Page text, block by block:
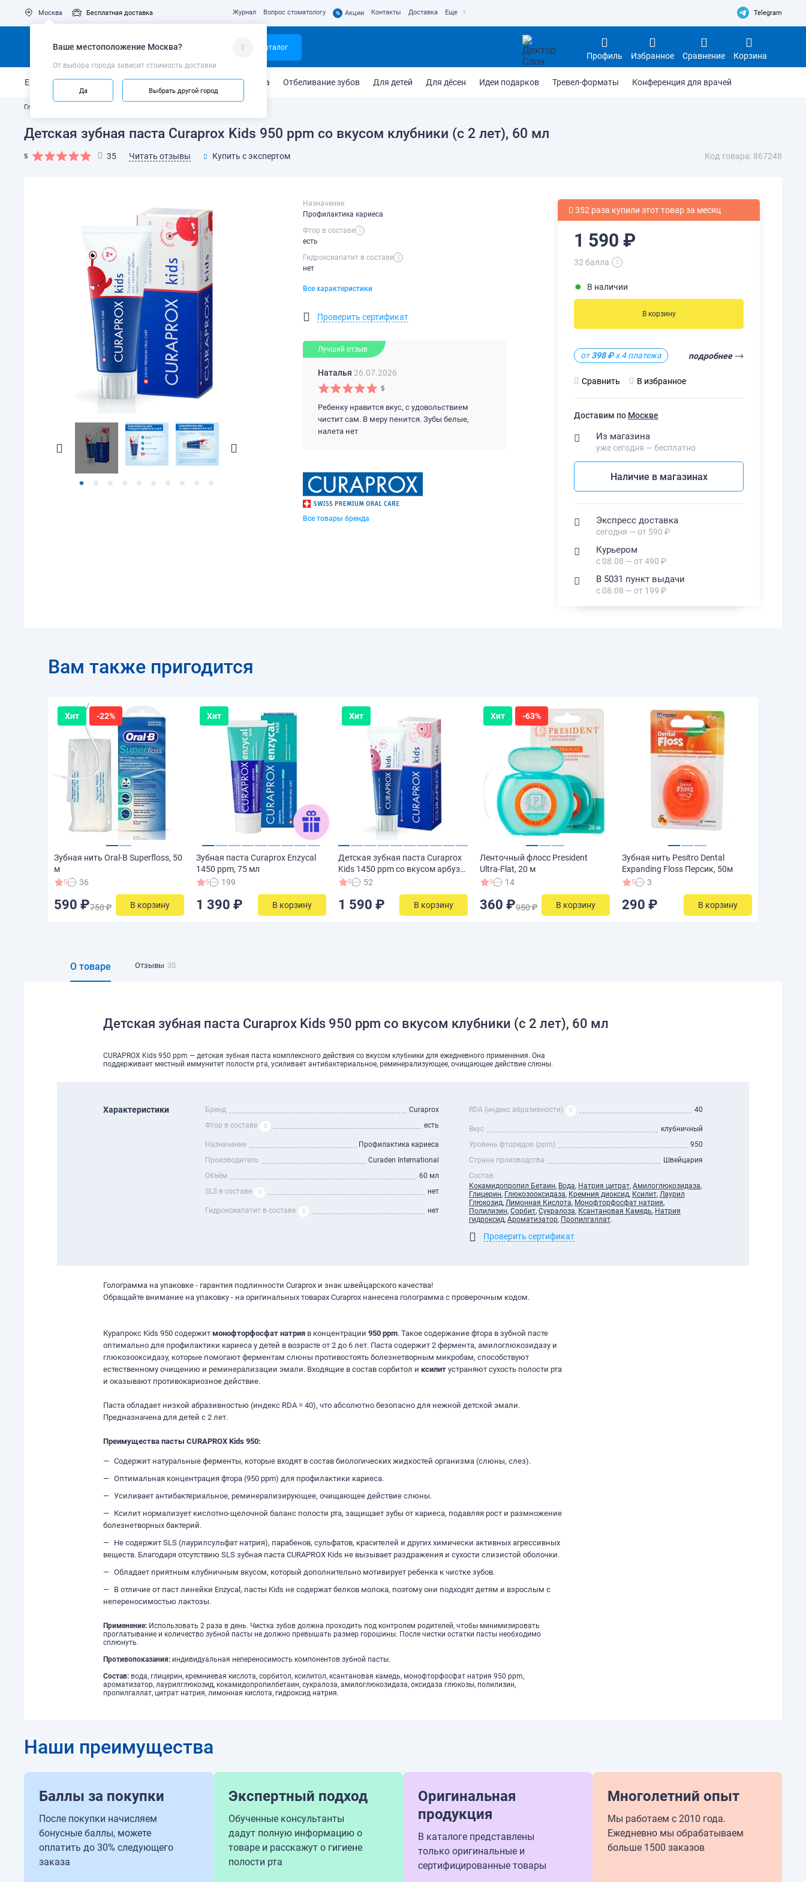
Москва
Ваше местоположение Москва?
От выбора города зависит стоимость доставки
Да Выбрать другой город
Бесплатная доставка Журнал Вопрос стоматологу % Акции Контакты Доставка Еще Telegram
Каталог
Профиль Избранное Сравнение Корзина
Ежедневный уход Укрепление эмали Защита от кариеса Отбеливание зубов Для детей Для дёсен Идеи подарков Тревел-форматы Конференция для врачей
Главная
Детская зубная паста Curaprox Kids 950 ppm со вкусом клубники (с 2 лет), 60 мл
5 35 Читать отзывы Купить с экспертом Код товара: 867248
Назначение
Профилактика кариеса
Фтор в составе
есть
Гидроксиапатит в составе
нет
Все характеристики
Проверить сертификат
Лучший отзыв
Наталья 26.07.2026
5
Ребенку нравится вкус, с удовольствием
чистит сам. В меру пенится. Зубы белые,
налета нет
Все товары бренда
352 раза купили этот товар за месяц
1 590 ₽
32 балла
В наличии
В корзину
от398 ₽х 4 платежа подробнее
Сравнить В избранное
Доставим по Москве
Из магазина
уже сегодня — бесплатно
Наличие в магазинах
Экспресс доставка
сегодня — от 590 ₽
Курьером
с 08.08 — от 490 ₽
В 5031 пункт выдачи
с 08.08 — от 199 ₽
Вам также пригодится
Хит -22%
Зубная нить Oral-B Superfloss, 50
м
5 36
590 ₽750 ₽ В корзину
Хит
Зубная паста Curaprox Enzycal
1450 ppm, 75 мл
5 199
1 390 ₽ В корзину
Хит
Детская зубная паста Curaprox
Kids 1450 ppm со вкусом арбуза
(с 6 лет), 60 мл
5 52
1 590 ₽ В корзину
Хит -63%
Ленточный флосс President
Ultra-Flat, 20 м
5 14
360 ₽950 ₽ В корзину
Зубная нить Pesitro Dental
Expanding Floss Персик, 50м
5 3
290 ₽ В корзину
О товаре Отзывы 35
Детская зубная паста Curaprox Kids 950 ppm со вкусом клубники (с 2 лет), 60 мл
CURAPROX Kids 950 ppm — детская зубная паста комплексного действия со вкусом клубники для ежедневного применения. Она
поддерживает местный иммунитет полости рта, усиливает антибактериальное, реминерализующее, очищающее действие слюны.
Характеристики Бренд
Curaprox
Фтор в составе
есть
Назначение
Профилактика кариеса
Производитель
Curaden International
Объём
60 мл
SLS в составе
нет
Гидроксиапатит в составе нет
RDA (индекс абразивности) 40
Вкус
клубничный
Уровень фторидов (ppm)
950
Страна производства
Швейцария
Состав
Кокамидопропил Бетаин, Вода, Натрия цитрат, Амилоглюкозидаза,
Глицерин, Глюкозооксидаза, Кремния диоксид, Ксилит, Лаурил
Глюкозид, Лимонная Кислота, Монофторфосфат натрия,
Полилизин, Сорбит, Сукралоза, Ксантановая Камедь, Натрия
гидроксид, Ароматизатор, Пропилгаллат.
Проверить сертификат
Голограмма на упаковке - гарантия подлинности Curaprox и знак швейцарского качества!
Обращайте внимание на упаковку - на оригинальных товарах Curaprox нанесена голограмма с проверочным кодом.
Курапрокс Kids 950 содержит монофторфосфат натрия в концентрации 950 ppm. Такое содержание фтора в зубной пасте
оптимально для профилактики кариеса у детей в возрасте от 2 до 6 лет. Паста содержит 2 фермента, амилоглюкозидазу и
глюкозооксидазу, которые помогают ферментам слюны противостоять болезнетворным микробам, способствуют
естественному очищению и реминерализации эмали. Входящие в состав сорбитол и ксилит устраняют сухость полости рта
и оказывают противокариозное действие.
Паста обладает низкой абразивностью (индекс RDA = 40), что абсолютно безопасно для нежной детской эмали.
Предназначена для детей с 2 лет.
Преимущества пасты CURAPROX Kids 950:
Содержит натуральные ферменты, которые входят в состав биологических жидкостей организма (слюны, слез).
Оптимальная концентрация фтора (950 ppm) для профилактики кариеса.
Усиливает антибактериальное, реминерализирующее, очищающее действие слюны.
Ксилит нормализует кислотно-щелочной баланс полости рта, защищает зубы от кариеса, подавляя рост и размножение
болезнетворных бактерий.
Не содержит SLS (лаурилсульфат натрия), парабенов, сульфатов, красителей и других химически активных агрессивных
веществ. Благодаря отсутствию SLS зубная паста CURAPROX Kids не вызывает раздражения и сухости слизистой оболочки.
Обладает приятным клубничным вкусом, который дополнительно мотивирует ребенка к чистке зубов.
В отличие от паст линейки Enzycal, пасты Kids не содержат белков молока, поэтому они подходят детям и взрослым с
непереносимостью лактозы.
Применение: Использовать 2 раза в день. Чистка зубов должна проходить под контролем родителей, чтобы минимизировать
проглатывание и количество зубной пасты не должно превышать размер горошины. После чистки остатки пасты необходимо
сплюнуть.
Противопоказания: индивидуальная непереносимость компонентов зубной пасты.
Состав: вода, глицерин, кремниевая кислота, сорбитол, ксилитол, ксантановая камедь, монофторфосфат натрия 950 ppm,
ароматизатор, лаурилглюкозид, кокамидопропилбетаин, сукралоза, амилоглюкозидаза, оксидаза глюкозы, полилизин,
пропилгаллат, цитрат натрия, лимонная кислота, гидроксид натрия.
Наши преимущества
Баллы за покупки
После покупки начисляем
бонусные баллы, можете
оплатить до 30% следующего
заказа
Экспертный подход
Обученные консультанты
дадут полную информацию о
товаре и расскажут о гигиене
полости рта
Оригинальная
продукция
В каталоге представлены
только оригинальные и
сертифицированные товары
Многолетний опыт
Мы работаем с 2010 года.
Ежедневно мы обрабатываем
больше 1500 заказов